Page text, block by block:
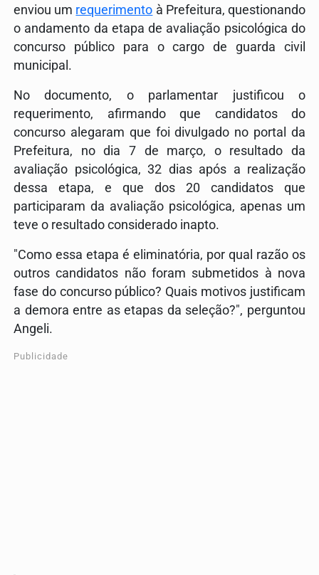
enviou um requerimento à Prefeitura, questionando
o andamento da etapa de avaliação psicológica do
concurso público para o cargo de guarda civil
municipal.
No documento, o parlamentar justificou o
requerimento, afirmando que candidatos do
concurso alegaram que foi divulgado no portal da
Prefeitura, no dia 7 de março, o resultado da
avaliação psicológica, 32 dias após a realização
dessa etapa, e que dos 20 candidatos que
participaram da avaliação psicológica, apenas um
teve o resultado considerado inapto.
"Como essa etapa é eliminatória, por qual razão os
outros candidatos não foram submetidos à nova
fase do concurso público? Quais motivos justificam
a demora entre as etapas da seleção?", perguntou
Angeli.
Publicidade